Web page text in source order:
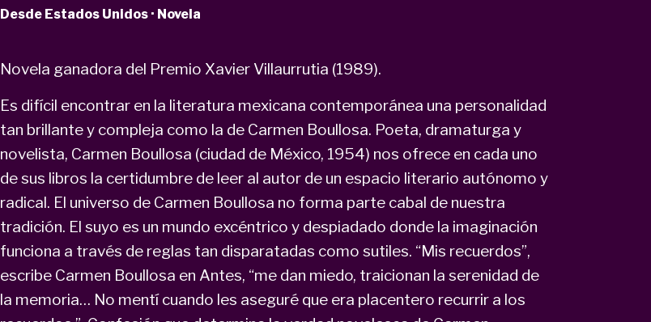
Desde Estados Unidos · Novela
Novela ganadora del Premio Xavier Villaurrutia (1989).
Es difícil encontrar en la literatura mexicana contemporánea una personalidad
tan brillante y compleja como la de Carmen Boullosa. Poeta, dramaturga y
novelista, Carmen Boullosa (ciudad de México, 1954) nos ofrece en cada uno
de sus libros la certidumbre de leer al autor de un espacio literario autónomo y
radical. El universo de Carmen Boullosa no forma parte cabal de nuestra
tradición. El suyo es un mundo excéntrico y despiadado donde la imaginación
funciona a través de reglas tan disparatadas como sutiles. “Mis recuerdos”,
escribe Carmen Boullosa en Antes, “me dan miedo, traicionan la serenidad de
la memoria… No mentí cuando les aseguré que era placentero recurrir a los